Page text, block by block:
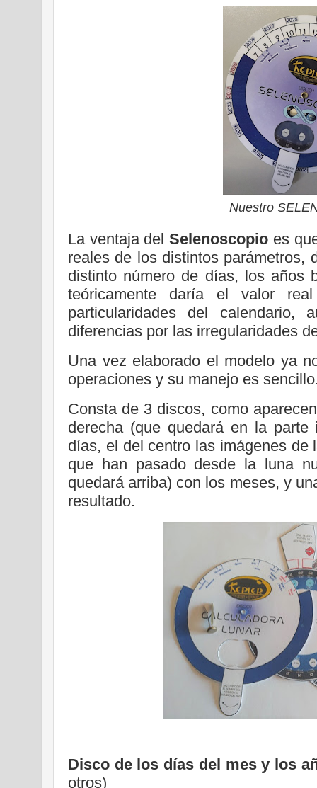
Nuestro
La ventaja delSelenoscopio es
reales de los distintos parámetros,
distinto número de días, los años
teóricamente daría el valor
particularidades del calendario,
diferencias por las irregularidades
Una vez elaborado el modelo ya
operaciones y su manejo es
Consta de 3 discos, como
derecha (que quedará en la
días, el del centro las imágenes
que han pasado desde la luna
quedará arriba) con los meses, y
resultado.
Disco de los días del mes y los
otros)